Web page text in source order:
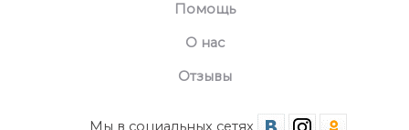
Помощь
О нас
Отзывы
Мы в социальных сетях